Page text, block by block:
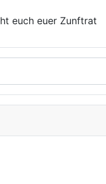
euch euer Zunftrat